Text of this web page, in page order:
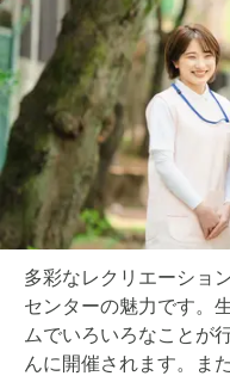
多彩なレクリエーショ
センターの魅力です。
ムでいろいろなことが
んに開催されます。ま